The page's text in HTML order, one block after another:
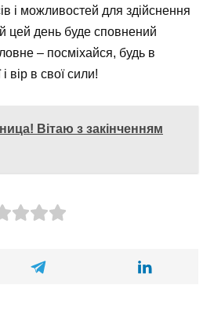
і можливостей для здійснення
цей день буде сповнений
– посміхайся, будь в
вір в свої сили!
Вітаю з закінченням